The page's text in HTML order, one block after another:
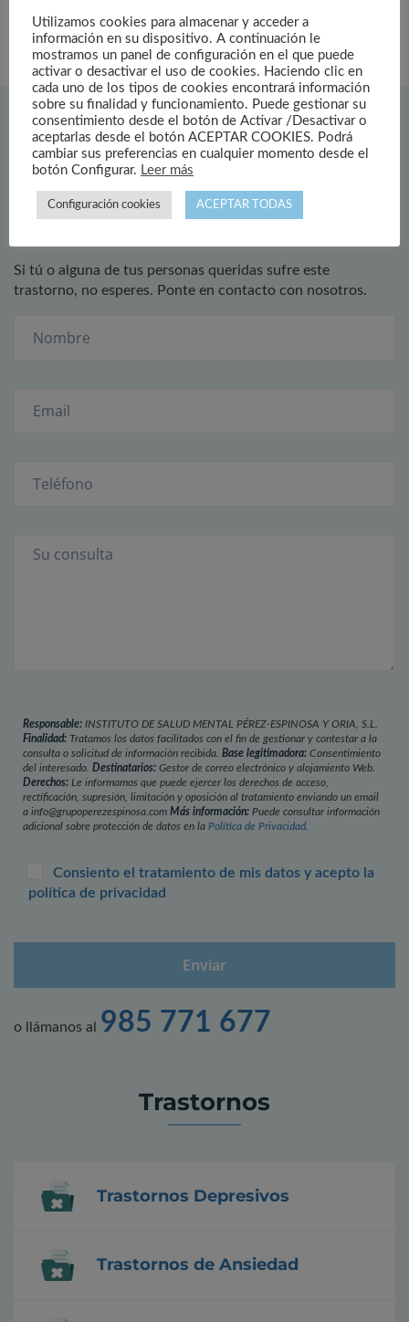
¿Tiene alguna consulta?
Si tú o alguna de tus personas queridas sufre este
trastorno, no esperes. Ponte en contacto con nosotros.
Responsable: INSTITUTO DE SALUD MENTAL PÉREZ-ESPINOSA Y ORIA, S.L.
Finalidad: Tratamos los datos facilitados con el fin de gestionar y contestar a la
consulta o solicitud de información recibida. Base legitimadora: Consentimiento
del interesado. Destinatarios: Gestor de correo electrónico y alojamiento Web.
Derechos: Le informamos que puede ejercer los derechos de acceso,
rectificación, supresión, limitación y oposición al tratamiento enviando un email
a info@grupoperezespinosa.com Más información: Puede consultar información
adicional sobre protección de datos en la Política de Privacidad
Consiento el tratamiento de mis datos y acepto la
política de privacidad
o llámanos al 985 771 677
Trastornos
Trastornos Depresivos
Trastornos de Ansiedad
Utilizamos cookies para almacenar y acceder a
información en su dispositivo. A continuación le
mostramos un panel de configuración en el que puede
activar o desactivar el uso de cookies. Haciendo clic en
cada uno de los tipos de cookies encontrará información
sobre su finalidad y funcionamiento. Puede gestionar su
consentimiento desde el botón de Activar /Desactivar o
aceptarlas desde el botón ACEPTAR COOKIES. Podrá
cambiar sus preferencias en cualquier momento desde el
botón Configurar. Leer más
Configuración cookies ACEPTAR TODAS